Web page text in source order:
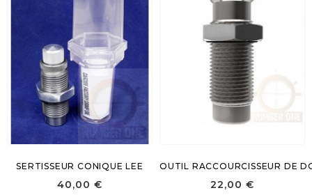
SERTISSEUR CONIQUE LEE
40,00 €
OUTIL RACCOURCISSEUR DE
22,00 €